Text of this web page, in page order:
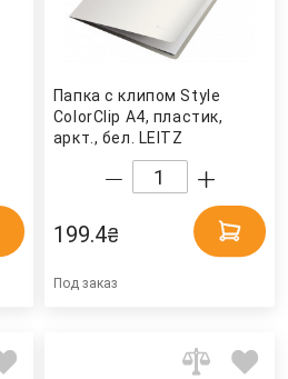
Папка с клипом Style
ColorClip А4, пластик,
аркт., бел. LEITZ
199.4₴
Под заказ